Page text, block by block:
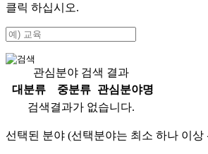
클릭 하십시오.
관심분야 검색 결과
대분류
중분류
관심분야명
검색결과가 없습니다.
선택된 분야 (선택분야는 최소 하나 이상